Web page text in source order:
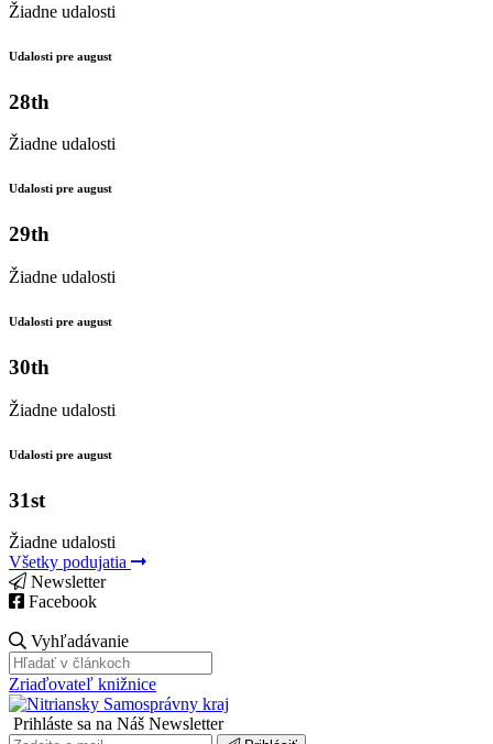
Žiadne udalosti
Udalosti pre august
28th
Žiadne udalosti
Udalosti pre august
29th
Žiadne udalosti
Udalosti pre august
30th
Žiadne udalosti
Udalosti pre august
31st
Žiadne udalosti
Všetky podujatia
Newsletter
Facebook
Vyhľadávanie
Zriaďovateľ knižnice
Prihláste sa na Náš Newsletter